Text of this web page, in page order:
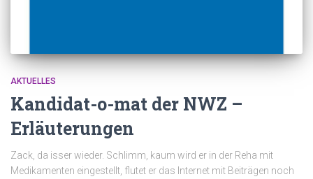
AKTUELLES
Kandidat-o-mat der NWZ –
Erläuterungen
Zack, da isser wieder. Schlimm, kaum wird er in der Reha mit
Medikamenten eingestellt, flutet er das Internet mit Beiträgen noch